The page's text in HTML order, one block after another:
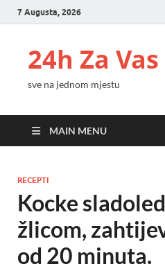
7 Augusta, 2026
24h Za Vas
sve na jednom mjestu
MAIN MENU
RECEPTI
Kocke
žlicom,
od 20 minuta.